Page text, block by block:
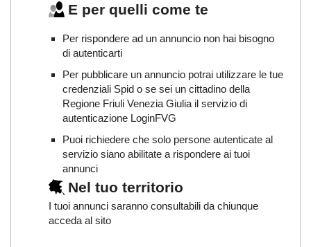
E per quelli come te
Per rispondere ad un annuncio non hai bisogno
di autenticarti
Per pubblicare un annuncio potrai utilizzare le tue
credenziali Spid o se sei un cittadino della
Regione Friuli Venezia Giulia il servizio di
autenticazione LoginFVG
Puoi richiedere che solo persone autenticate al
servizio siano abilitate a rispondere ai tuoi
annunci
Nel tuo territorio
I tuoi annunci saranno consultabili da chiunque
acceda al sito